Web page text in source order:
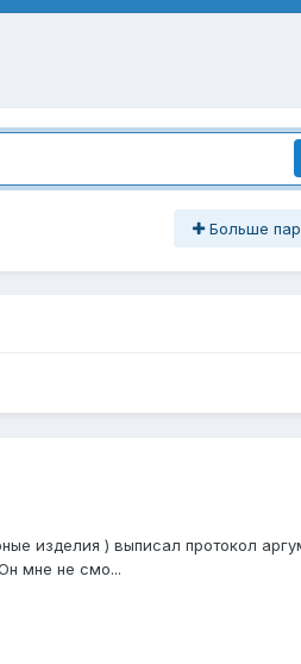
Больше
изделия ) выписал протокол
мне не смо...